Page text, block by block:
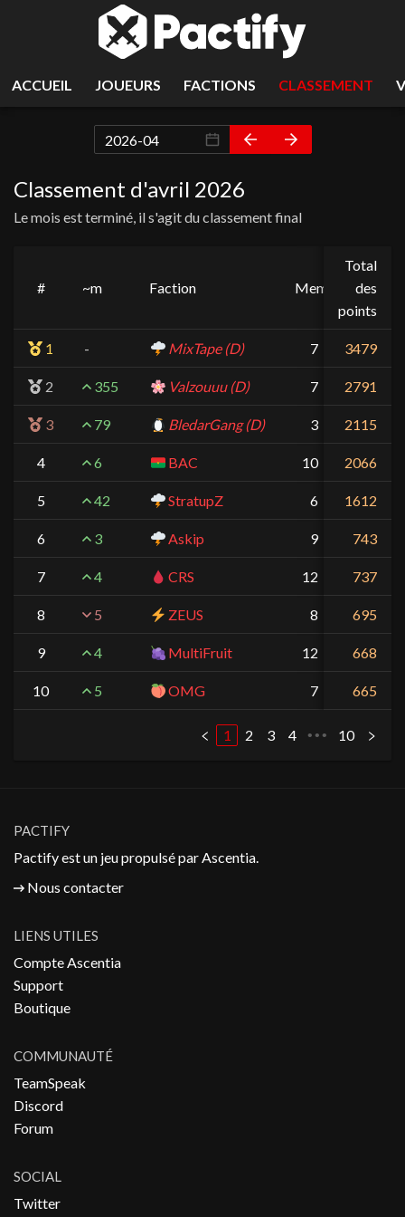
ACCUEIL JOUEURS FACTIONS CLASSEMENT
Classement d'avril 2026
Le mois est terminé, il s'agit du classement final
# ~m Faction Membres
Total
des
points
1 MixTape(D) 7 +60
3479
2 355 Valzouuu(D) 7 +60
2791
3 79 BledarGang(D) 3 +15
2115
4 6 BAC 10 +110
2066
5 42 StratupZ 6 +45
1612
6 3 Askip 9 +90
743
7 4 CRS 12 +150
737
8 5 ZEUS 8 +75
695
9 4 MultiFruit 12 +150
668
10 5 OMG 7 +60
665
1 2 3 4 ••• 10
PACTIFY
Pactify est un jeu propulsé parAscentia.
Nous contacter
LIENS UTILES
Compte Ascentia
Support
Boutique
COMMUNAUTÉ
TeamSpeak
Discord
Forum
SOCIAL
Twitter